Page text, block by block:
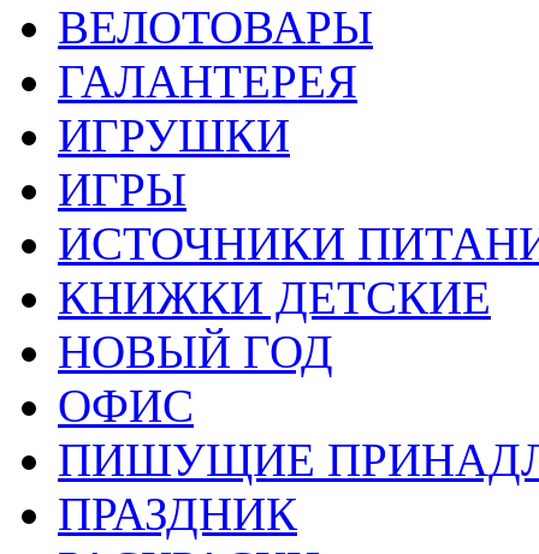
ВЕЛОТОВАРЫ
ГАЛАНТЕРЕЯ
ИГРУШКИ
ИГРЫ
ИСТОЧНИКИ
КНИЖКИ ДЕТСКИЕ
НОВЫЙ ГОД
ОФИС
ПИШУЩИЕ
ПРАЗДНИК